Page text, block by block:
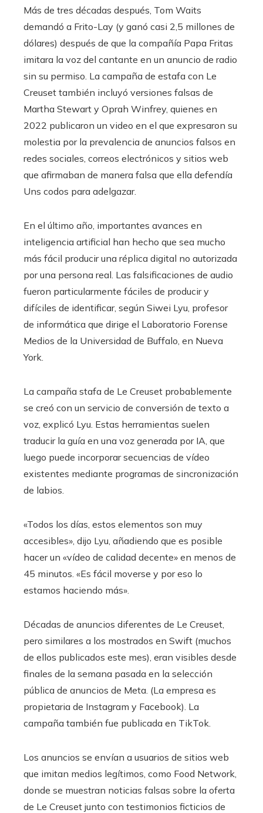
Más de tres décadas después, Tom Waits
demandó a Frito-Lay (y ganó casi 2,5 millones de
dólares) después de que la compañía Papa Fritas
imitara la voz del cantante en un anuncio de radio
sin su permiso. La campaña de estafa con Le
Creuset también incluyó versiones falsas de
Martha Stewart y Oprah Winfrey, quienes en
2022 publicaron un video en el que expresaron su
molestia por la prevalencia de anuncios falsos en
redes sociales, correos electrónicos y sitios web
que afirmaban de manera falsa que ella defendía
Uns codos para adelgazar.
En el último año, importantes avances en
inteligencia artificial han hecho que sea mucho
más fácil producir una réplica digital no autorizada
por una persona real. Las falsificaciones de audio
fueron particularmente fáciles de producir y
difíciles de identificar, según Siwei Lyu, profesor
de informática que dirige el Laboratorio Forense
Medios de la Universidad de Buffalo, en Nueva
York.
La campaña stafa de Le Creuset probablemente
se creó con un servicio de conversión de texto a
voz, explicó Lyu. Estas herramientas suelen
traducir la guía en una voz generada por IA, que
luego puede incorporar secuencias de vídeo
existentes mediante programas de sincronización
de labios.
«Todos los días, estos elementos son muy
accesibles», dijo Lyu, añadiendo que es posible
hacer un «vídeo de calidad decente» en menos de
45 minutos. «Es fácil moverse y por eso lo
estamos haciendo más».
Décadas de anuncios diferentes de Le Creuset,
pero similares a los mostrados en Swift (muchos
de ellos publicados este mes), eran visibles desde
finales de la semana pasada en la selección
pública de anuncios de Meta. (La empresa es
propietaria de Instagram y Facebook). La
campaña también fue publicada en TikTok.
Los anuncios se envían a usuarios de sitios web
que imitan medios legítimos, como Food Network,
donde se muestran noticias falsas sobre la oferta
de Le Creuset junto con testimonios ficticios de